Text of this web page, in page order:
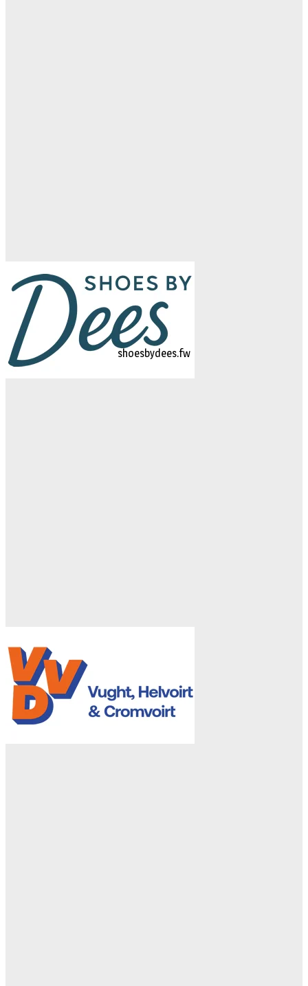
logo-studiebegeleidinghelvoirt